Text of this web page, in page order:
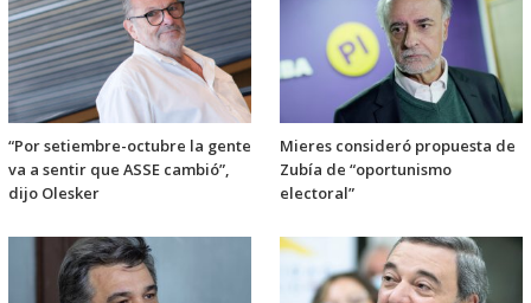
“Por setiembre-octubre la gente
va a sentir que ASSE cambió”,
dijo Olesker
Mieres consideró propuesta de
Zubía de “oportunismo
electoral”